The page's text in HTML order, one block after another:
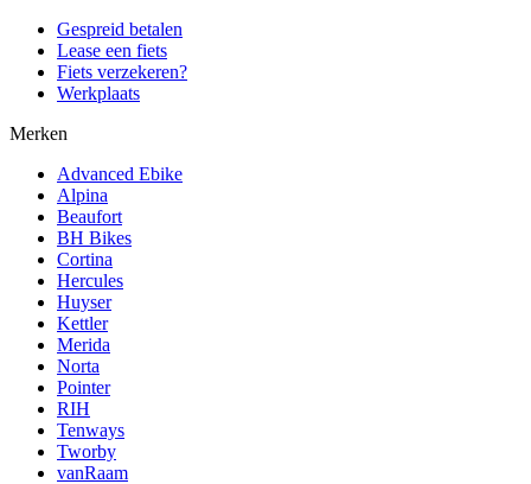
Gespreid betalen
Lease een fiets
Fiets verzekeren?
Werkplaats
Merken
Advanced Ebike
Alpina
Beaufort
BH Bikes
Cortina
Hercules
Huyser
Kettler
Merida
Norta
Pointer
RIH
Tenways
Tworby
vanRaam